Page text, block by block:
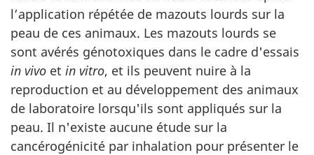
l’application répétée de mazouts lourds sur la
peau de ces animaux. Les mazouts lourds se
sont avérés génotoxiques dans le cadre d'essais
in vivo et in vitro, et ils peuvent nuire à la
reproduction et au développement des animaux
de laboratoire lorsqu'ils sont appliqués sur la
peau. Il n'existe aucune étude sur la
cancérogénicité par inhalation pour présenter le